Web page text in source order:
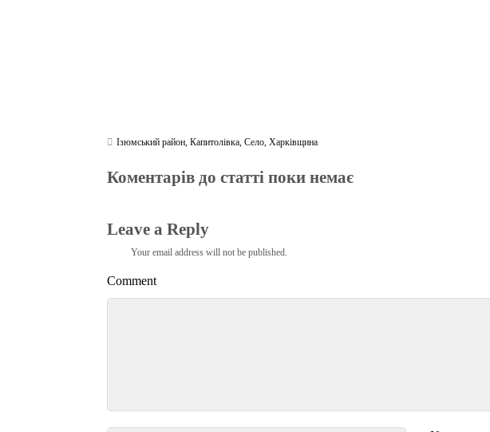
Ізюмський район ,Капитолівка ,Село ,Харківщина
Коментарів до статті поки немає
Leave a Reply
Your email address will not be published.
Comment